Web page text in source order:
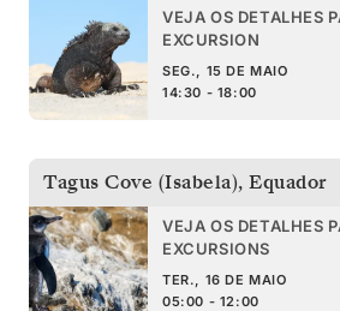
VEJA OS DETALHES
EXCURSION
SEG., 15 DE MAIO
14:30 - 18:00
Tagus Cove (Isabela), Equador
VEJA OS DETALHES
EXCURSIONS
TER., 16 DE MAIO
05:00 - 12:00